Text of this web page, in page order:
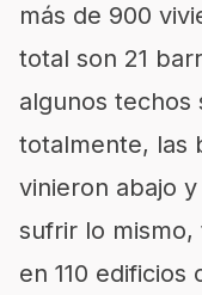
más de 900
total son 21
algunos techos
totalmente, las
vinieron abajo
sufrir lo mismo,
en 110 edificios